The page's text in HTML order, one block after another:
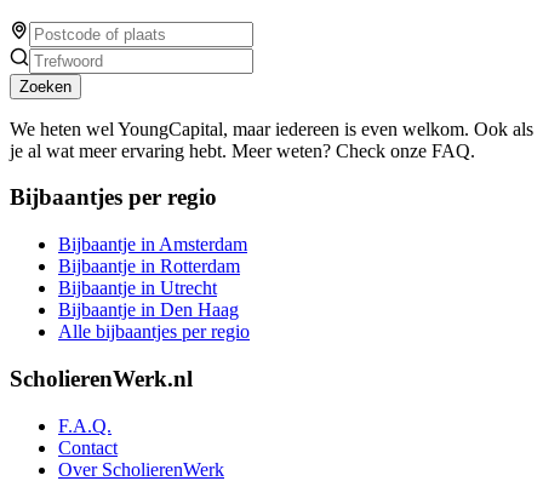
Zoeken
We heten wel YoungCapital, maar iedereen is even welkom. Ook als
je al wat meer ervaring hebt. Meer weten? Check onze FAQ.
Bijbaantjes per regio
Bijbaantje in Amsterdam
Bijbaantje in Rotterdam
Bijbaantje in Utrecht
Bijbaantje in Den Haag
Alle bijbaantjes per regio
ScholierenWerk.nl
F.A.Q.
Contact
Over ScholierenWerk